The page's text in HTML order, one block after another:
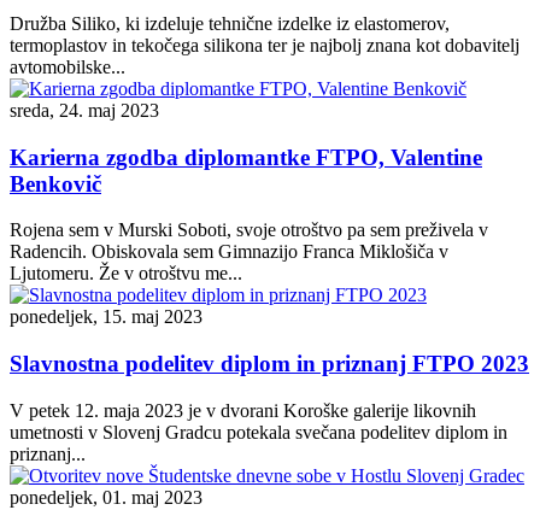
Družba Siliko, ki izdeluje tehnične izdelke iz elastomerov,
termoplastov in tekočega silikona ter je najbolj znana kot dobavitelj
avtomobilske...
sreda, 24. maj 2023
Karierna zgodba diplomantke FTPO, Valentine
Benkovič
Rojena sem v Murski Soboti, svoje otroštvo pa sem preživela v
Radencih. Obiskovala sem Gimnazijo Franca Miklošiča v
Ljutomeru. Že v otroštvu me...
ponedeljek, 15. maj 2023
Slavnostna podelitev diplom in priznanj FTPO 2023
V petek 12. maja 2023 je v dvorani Koroške galerije likovnih
umetnosti v Slovenj Gradcu potekala svečana podelitev diplom in
priznanj...
ponedeljek, 01. maj 2023